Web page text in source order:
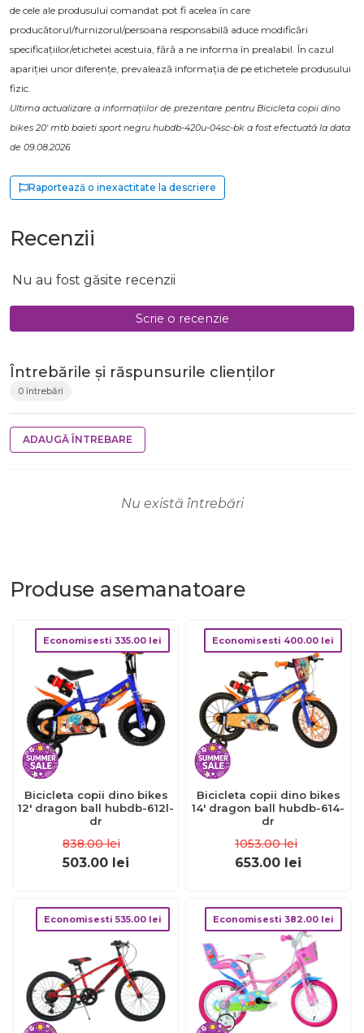
de cele ale produsului comandat pot fi acelea în care
producătorul/furnizorul/persoana responsabilă aduce modificări
specificațiilor/etichetei acestuia, fără a ne informa în prealabil. În cazul
apariției unor diferențe, prevalează informația de pe etichetele produsului
fizic.
Ultima actualizare a informațiilor de prezentare pentru Bicicleta copii dino
bikes 20' mtb baieti sport negru hubdb-420u-04sc-bk a fost efectuată la data
de 09.08.2026
Raportează o inexactitate la descriere
Recenzii
Nu au fost găsite recenzii
Scrie o recenzie
Întrebările și răspunsurile clienților
0 întrebări
ADAUGĂ ÎNTREBARE
Nu există întrebări
Produse asemanatoare
Economisesti 335.00 lei
Bicicleta copii dino bikes
12' dragon ball hubdb-612l-
dr
838.00 lei
503.00 lei
Economisesti 400.00 lei
Bicicleta copii dino bikes
14' dragon ball hubdb-614-
dr
1053.00 lei
653.00 lei
Economisesti 535.00 lei Economisesti 382.00 lei